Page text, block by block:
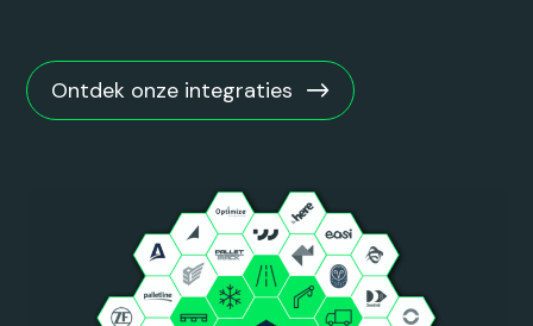
Ontdek onze integraties